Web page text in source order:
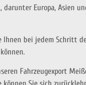
Europa, Asien
Ihnen bei jedem Schritt
können.
Fahrzeugexport